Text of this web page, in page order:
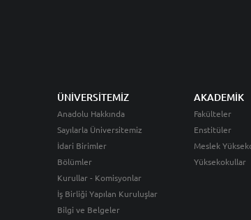
ÜNİVERSİTEMİZ
Anadolu Hakkında
Sayılarla Üniversitemiz
İdari Birimler
Bölümler
Kurullar - Komisyonlar
İş Birliği Yapılan Kuruluşlar
Bilgi ve Belgeler
AKADEMİK
Fakülteler
Enstitüler
Meslek
Yüksekokullar